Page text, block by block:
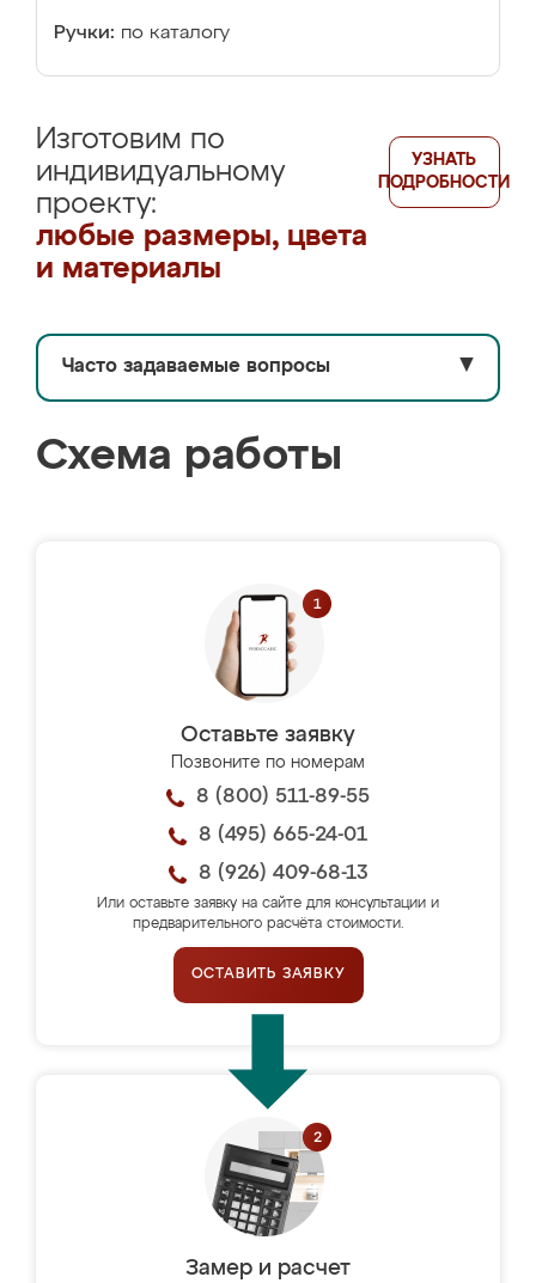
Ручки: по каталогу
Изготовим по
индивидуальному
проекту:
любые размеры, цвета
и материалы
УЗНАТЬ
ПОДРОБНОСТИ
Часто задаваемые вопросы ▼
Схема работы
Оставьте заявку
Позвоните по номерам
8 (800) 511-89-55
8 (495) 665-24-01
8 (926) 409-68-13
Или оставьте заявку на сайте для консультации и
предварительного расчёта стоимости.
ОСТАВИТЬ ЗАЯВКУ
Замер и расчет